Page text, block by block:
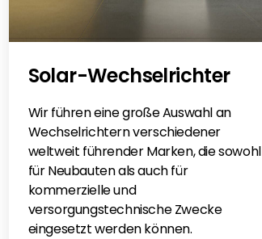
Solar-Wechselrichter
Wir führen eine große Auswahl an
Wechselrichtern verschiedener
weltweit führender Marken, die sowohl
für Neubauten als auch für
kommerzielle und
versorgungstechnische Zwecke
eingesetzt werden können.